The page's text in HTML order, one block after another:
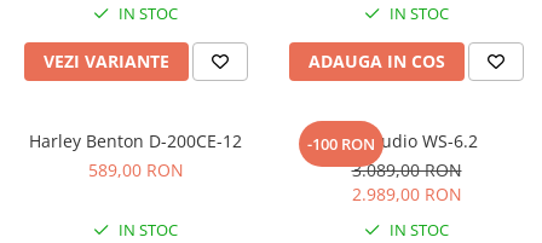
Accesorii de microfoane
Accesorii de rack
Accesorii echipamente de studio
Controllere MIDI - USB DAW
Controllere monitoare de studio
IN STOC
VEZI VARIANTE
IN STOC
ADAUGA IN COS
Harley Benton D-200CE-12
589,00 RON
IN STOC
-100 RON
Kali Audio WS-6.2
3.089,00 RON
2.989,00 RON
IN STOC